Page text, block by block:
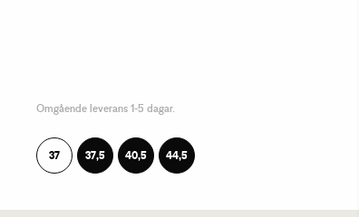
Omgående leverans 1-5 dagar.
37 37,5 40,5 44,5